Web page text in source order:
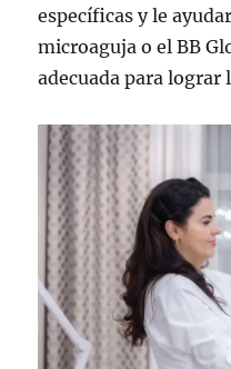
específicas y le
microaguja o el BB
adecuada para lograr